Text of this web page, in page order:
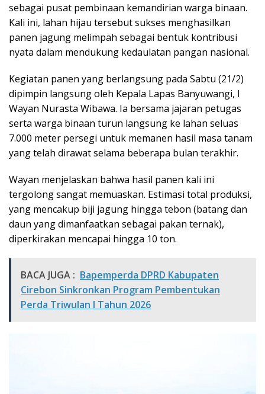
sebagai pusat pembinaan kemandirian warga binaan.
Kali ini, lahan hijau tersebut sukses menghasilkan
panen jagung melimpah sebagai bentuk kontribusi
nyata dalam mendukung kedaulatan pangan nasional.
Kegiatan panen yang berlangsung pada Sabtu (21/2)
dipimpin langsung oleh Kepala Lapas Banyuwangi, I
Wayan Nurasta Wibawa. Ia bersama jajaran petugas
serta warga binaan turun langsung ke lahan seluas
7.000 meter persegi untuk memanen hasil masa tanam
yang telah dirawat selama beberapa bulan terakhir.
Wayan menjelaskan bahwa hasil panen kali ini
tergolong sangat memuaskan. Estimasi total produksi,
yang mencakup biji jagung hingga tebon (batang dan
daun yang dimanfaatkan sebagai pakan ternak),
diperkirakan mencapai hingga 10 ton.
BACA JUGA : Bapemperda DPRD Kabupaten
Cirebon Sinkronkan Program Pembentukan
Perda Triwulan I Tahun 2026